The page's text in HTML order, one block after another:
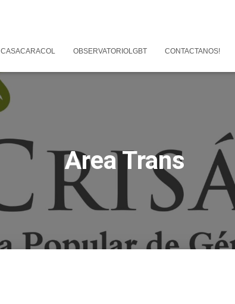
CASACARACOL OBSERVATORIOLGBT CONTACTANOS!
Area Trans